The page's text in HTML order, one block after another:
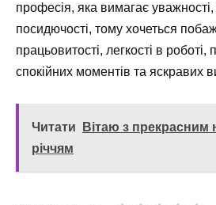
професія, яка вимагає уважності,
посидючості, тому хочеться
працьовитості, легкості в
спокійних моментів та яскравих
Читати
Вітаю з прекрасним
річчям